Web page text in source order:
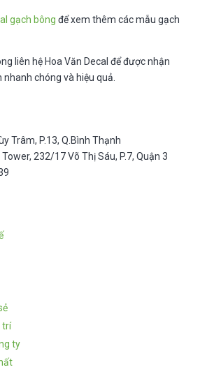
gạch bông để xem thêm các mẫu gạch
liên hệ Hoa Văn Decal để được nhận
chóng và hiệu quả.
Trâm, P.13, Q.Bình Thạnh
232/17 Võ Thị Sáu, P.7, Quận 3
trí
ty